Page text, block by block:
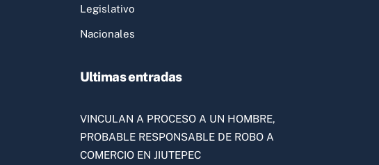
Legislativo
Nacionales
Ultimas entradas
VINCULAN A PROCESO A UN HOMBRE,
PROBABLE RESPONSABLE DE ROBO A
COMERCIO EN JIUTEPEC